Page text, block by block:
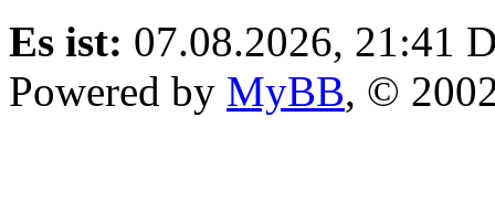
Es ist: 07.08.2026, 21:41
Powered by MyBB, ©